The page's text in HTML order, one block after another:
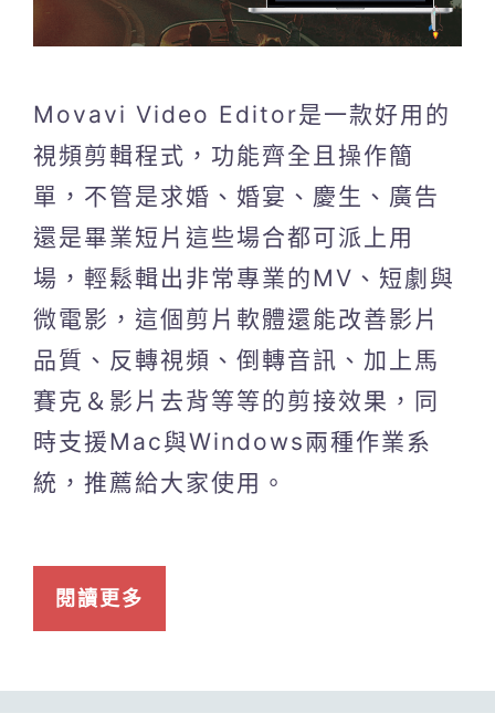
Movavi Video Editor是一款好用的
視頻剪輯程式，功能齊全且操作簡
單，不管是求婚、婚宴、慶生、廣告
還是畢業短片這些場合都可派上用
場，輕鬆輯出非常專業的MV、短劇與
微電影，這個剪片軟體還能改善影片
品質、反轉視頻、倒轉音訊、加上馬
賽克＆影片去背等等的剪接效果，同
時支援Mac與Windows兩種作業系
統，推薦給大家使用。
閱讀更多